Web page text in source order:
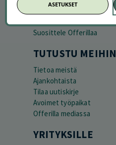
Suosittele Offerillaa
TUTUSTU MEIHIN
Tietoa meistä
Ajankohtaista
Tilaa uutiskirje
Avoimet työpaikat
Offerilla mediassa
YRITYKSILLE
ASETUKSET